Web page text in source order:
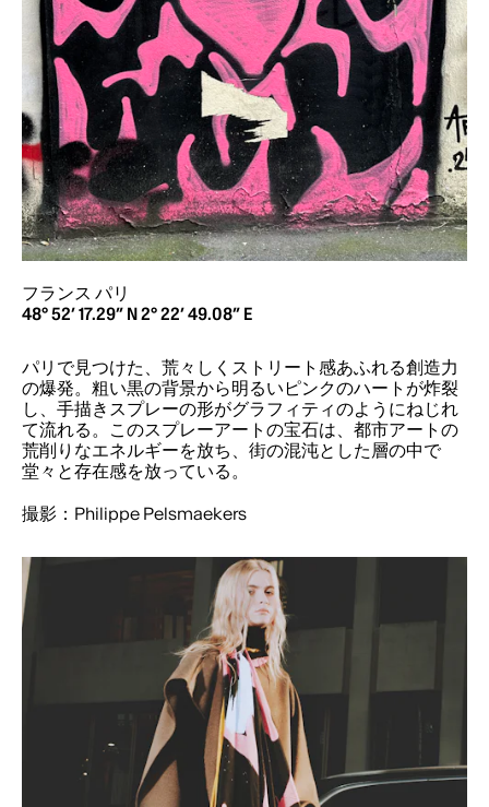
フランス パリ
48° 52’ 17.29” N 2° 22’ 49.08” E
パリで見つけた、荒々しくストリート感あふれる創造力
の爆発。粗い黒の背景から明るいピンクのハートが炸裂
し、手描きスプレーの形がグラフィティのようにねじれ
て流れる。このスプレーアートの宝石は、都市アートの
荒削りなエネルギーを放ち、街の混沌とした層の中で
堂々と存在感を放っている。
撮影：Philippe Pelsmaekers